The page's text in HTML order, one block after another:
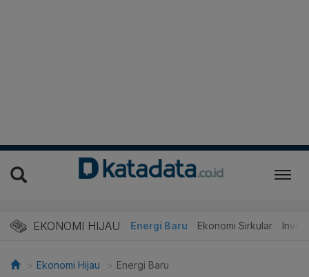
EKONOMI HIJAU Energi Baru Ekonomi Sirkular
Ekonomi Hijau Energi Baru